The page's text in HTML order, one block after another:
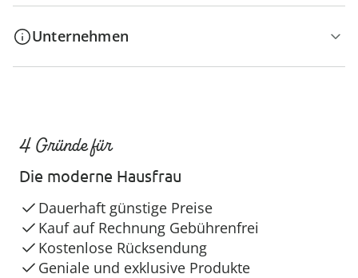
Unternehmen
4 Gründe für
Die moderne Hausfrau
Dauerhaft günstige Preise
Kauf auf Rechnung Gebührenfrei
Kostenlose Rücksendung
Geniale und exklusive Produkte